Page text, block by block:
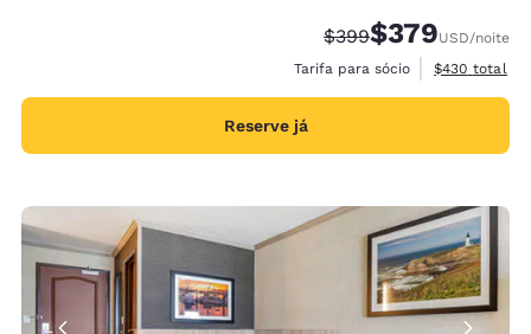
Tarifa anterior
$399Tarifa com
$379USD/noite
Tarifa para sócio
Exibir
$430 total
Reserve já